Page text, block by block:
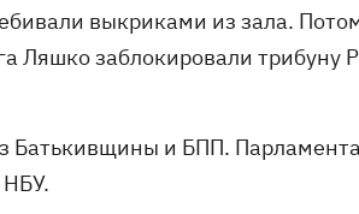
выкриками из зала.
Ляшко заблокировали трибуну
Батькивщины и БПП.
НБУ.